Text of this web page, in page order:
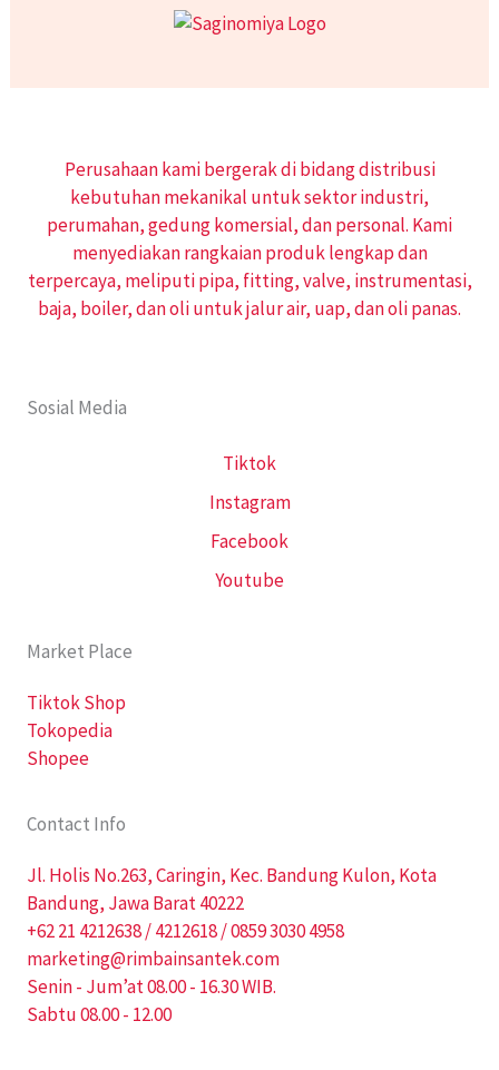
Perusahaan kami bergerak di bidang distribusi
kebutuhan mekanikal untuk sektor industri,
perumahan, gedung komersial, dan personal. Kami
menyediakan rangkaian produk lengkap dan
terpercaya, meliputi pipa, fitting, valve, instrumentasi,
baja, boiler, dan oli untuk jalur air, uap, dan oli panas.
Sosial Media
Tiktok
Instagram
Facebook
Youtube
Market Place
Tiktok Shop
Tokopedia
Shopee
Contact Info
Jl. Holis No.263, Caringin, Kec. Bandung Kulon, Kota
Bandung, Jawa Barat 40222
+62 21 4212638 / 4212618 / 0859 3030 4958
marketing@rimbainsantek.com
Senin - Jum’at 08.00 - 16.30 WIB.
Sabtu 08.00 - 12.00